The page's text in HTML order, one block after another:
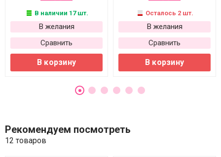
В наличии 17 шт.
В желания
Сравнить
В корзину
Осталось 2 шт.
В желания
Сравнить
В корзину
Рекомендуем посмотреть
12 товаров